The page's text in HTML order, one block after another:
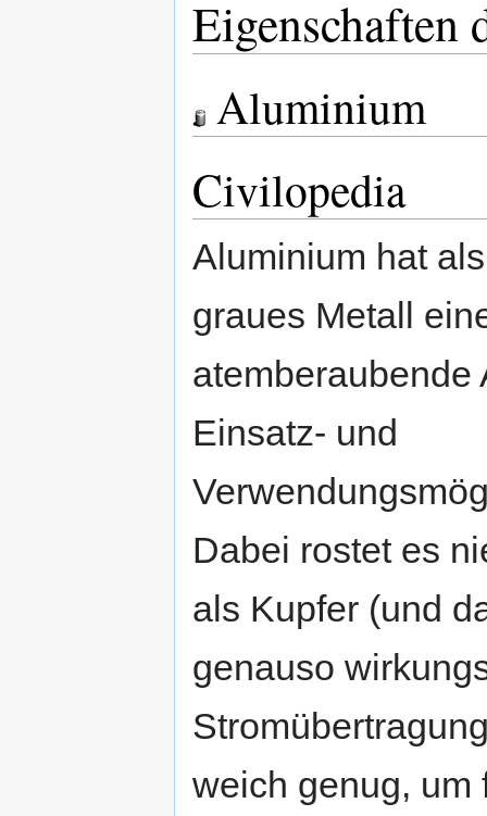
Eigenschaften
Aluminium
Civilopedia
Aluminium hat
graues Metall
atemberaubende
Einsatz- und
Dabei rostet es
als Kupfer (und
genauso
weich genug, um